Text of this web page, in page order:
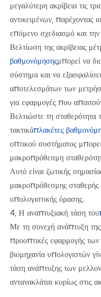
μεγαλύτερη ακρίβεια τις
αντικειμένων, παρέχοντας
επόμενο σχεδιασμό και
Βελτίωση της ακρίβειας
βαθμονόμησηςμπορεί να
σύστημα και να
αποτελεσμάτων των
για εφαρμογές που
Βελτιώστε τη σταθερότητα
τακτικάπλακέτες
οπτικού συστήματος
μακροπρόθεσμη
Αυτό είναι ζωτικής
μακροπρόθεσμης σταθερής
υπολογιστικής όρασης.
4, Η αναπτυξιακή τάση του
Με τη συνεχή ανάπτυξη
προοπτικές εφαρμογής
βιομηχανία υπολογιστών
τάση ανάπτυξης των
αντανακλάται κυρίως στις